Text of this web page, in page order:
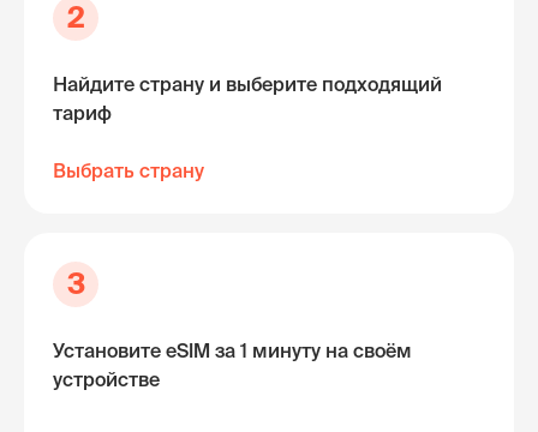
2
Найдите страну и выберите подходящий
тариф
Выбрать страну
3
Установите eSIM за 1 минуту на своём
устройстве